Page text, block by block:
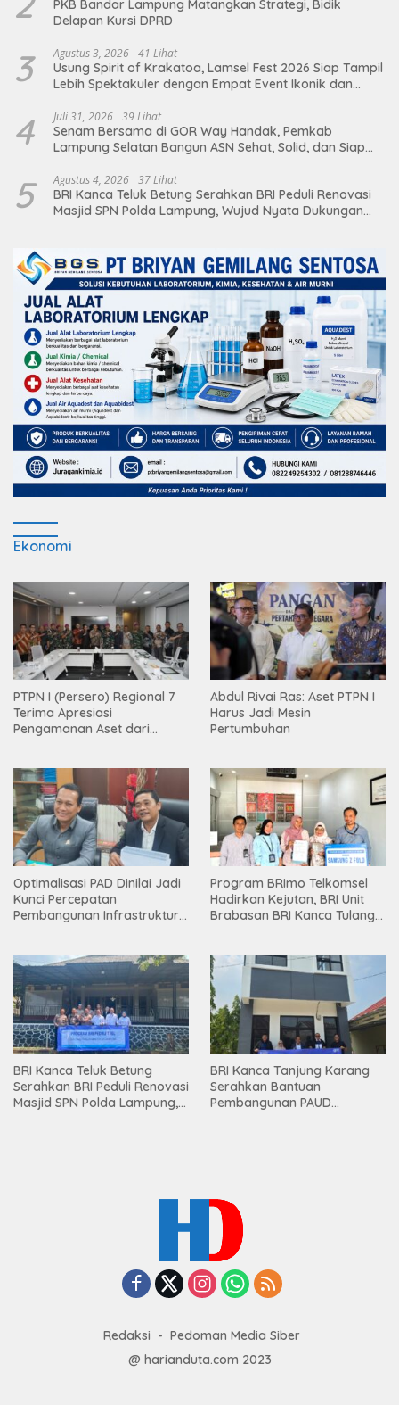
PKB Bandar Lampung Matangkan Strategi, Bidik
Delapan Kursi DPRD
3 Agustus 3, 2026 41 Lihat
Usung Spirit of Krakatoa, Lamsel Fest 2026 Siap Tampil
Lebih Spektakuler dengan Empat Event Ikonik dan
4 Juli 31, 2026 39 Lihat
Senam Bersama di GOR Way Handak, Pemkab
Lampung Selatan Bangun ASN Sehat, Solid, dan Siap
5 Agustus 4, 2026 37 Lihat
BRI Kanca Teluk Betung Serahkan BRI Peduli Renovasi
Masjid SPN Polda Lampung, Wujud Nyata Dukungan
Ekonomi
PTPN I (Persero) Regional 7
Terima Apresiasi
Pengamanan Aset dari
Abdul Rivai Ras: Aset PTPN I
Harus Jadi Mesin
Pertumbuhan
Optimalisasi PAD Dinilai Jadi
Kunci Percepatan
Pembangunan Infrastruktur
Program BRImo Telkomsel
Hadirkan Kejutan, BRI Unit
Brabasan BRI Kanca Tulang
Mesuji
BRI Kanca Teluk Betung
Serahkan BRI Peduli Renovasi
Masjid SPN Polda Lampung,
BRI Kanca Tanjung Karang
Serahkan Bantuan
Pembangunan PAUD
Redaksi
Pedoman Media Siber
@ harianduta.com 2023